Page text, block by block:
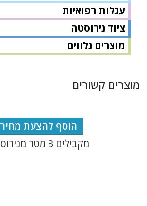
עגלות רפואיות
ציוד נירוסטה
מוצרים נלווים
מוצרים קשורים
הוסף להצעת מחיר
מקבילים 3 מטר מנירוסטה